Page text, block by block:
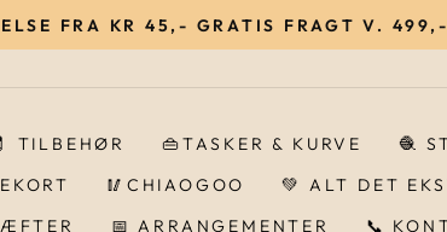
Pause
FRA KR 45,- GRATIS FRAGT V.
TILBEHØR 👜TASKER & KURVE
🧶
🥢CHIAOGOO 💚 ALT DET
📅 ARRANGEMENTER 📞